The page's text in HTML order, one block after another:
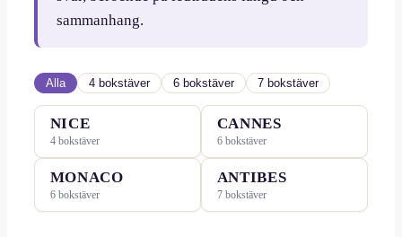
sammanhang.
Alla 4 bokstäver 6 bokstäver 7 bokstäver
NICE
4 bokstäver
CANNES
6 bokstäver
MONACO
6 bokstäver
ANTIBES
7 bokstäver